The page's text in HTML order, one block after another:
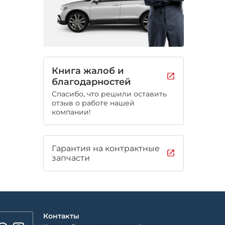
Книга жалоб и
благодарностей
Спасибо, что решили оставить
отзыв о работе нашей
компании!
Гарантия на контрактные
запчасти
Контакты